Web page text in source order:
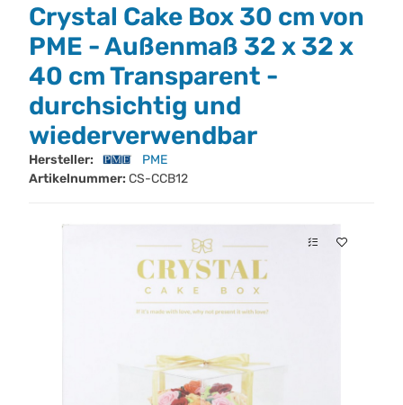
Crystal Cake Box 30 cm von
PME - Außenmaß 32 x 32 x
40 cm Transparent -
durchsichtig und
wiederverwendbar
Hersteller:
PME
Artikelnummer: CS-CCB12